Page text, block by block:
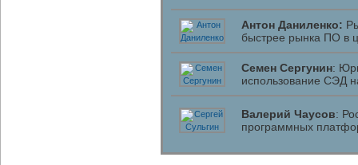
Антон Даниленко:
быстрее рынка ПО в
Семен Сергунин:
использование СЭД
Валерий Чаусов:
программных